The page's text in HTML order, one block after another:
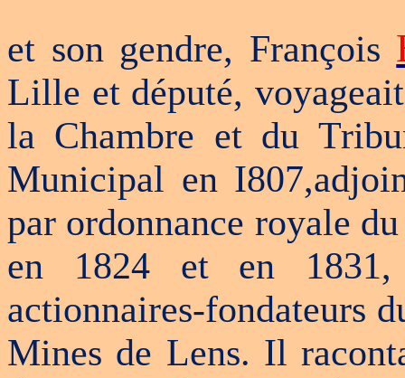
et son gendre, François
Lille et député,
la Chambre et du
Municipal en
par ordonnance royale
en 1824 et en
actionnaires-fondateurs
Mines de Lens. Il